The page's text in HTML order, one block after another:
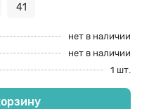
41
нет в наличии
нет в наличии
1 шт.